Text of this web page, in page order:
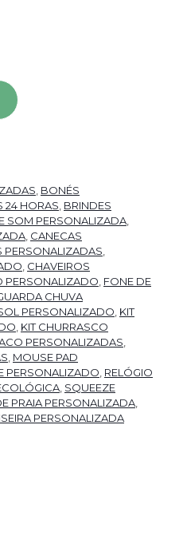
, BONÉS
24 HORAS, BRINDES
SOM PERSONALIZADA,
, CANECAS
PERSONALIZADAS,
, CHAVEIROS
PERSONALIZADO, FONE DE
CHUVA
PERSONALIZADO, KIT
, KIT CHURRASCO
PERSONALIZADAS,
, MOUSE PAD
PERSONALIZADO, RELÓGIO
, SQUEEZE
PRAIA PERSONALIZADA,
PERSONALIZADA